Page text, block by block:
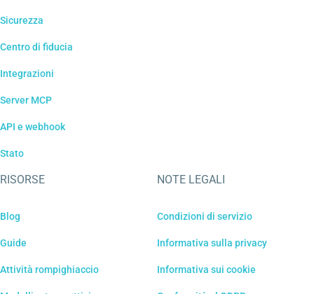
Sicurezza
Centro di fiducia
Integrazioni
Server MCP
API e webhook
Stato
RISORSE
Blog
Guide
Attività rompighiaccio
NOTE LEGALI
Condizioni di servizio
Informativa sulla privacy
Informativa sui cookie